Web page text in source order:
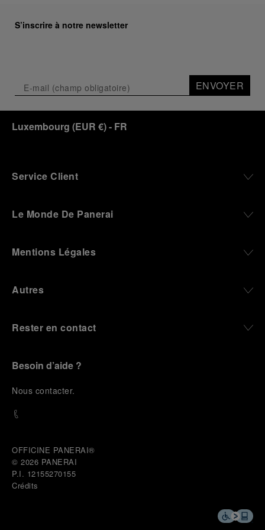
S’inscrire à notre newsletter
ENVOYER
Luxembourg (EUR €)- FR
Service Client
Le Monde De Panerai
Mentions Légales
Autres
Rester en contact
Besoin d’aide ?
Nous contacter.
OFFICINE PANERAI®
© 2026 PANERAI
P.I. 12155270155
Crédits